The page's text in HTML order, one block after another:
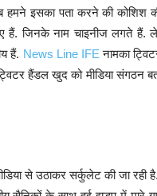
इसका पता करने की कोशिश
हैं. जिनके नाम चाइनीज लगते हैं.
हैं. News Line IFE नामका
हैंडल खुद को मीडिया संगठन
से उठाकर सर्कुलेट की जा रही